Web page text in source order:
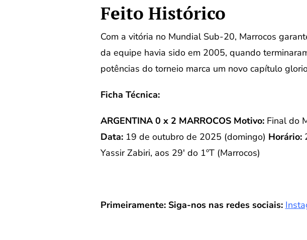
Feito Histórico
Com a vitória no Mundial Sub-20, Marrocos
da equipe havia sido em 2005, quando
potências do torneio marca um novo capítulo
Ficha Técnica:
ARGENTINA 0 x 2 MARROCOS Motivo:Final do
Data:19 de outubro de 2025 (domingo) Horário:
Yassir Zabiri, aos 29′ do 1ºT (Marrocos)
Primeiramente: Siga-nos nas redes sociais: